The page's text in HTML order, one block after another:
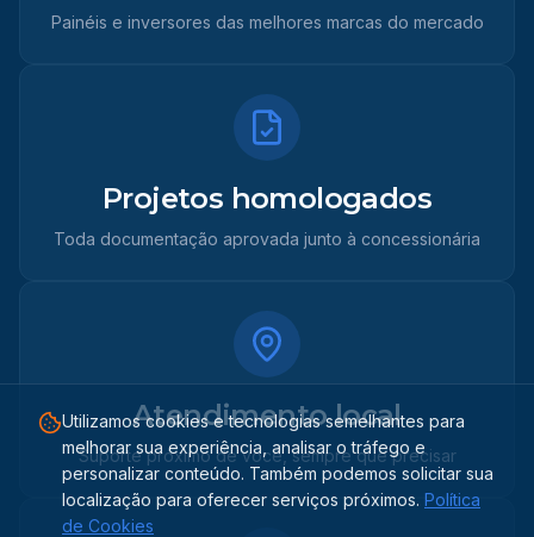
Utilizamos cookies e tecnologias semelhantes para
melhorar sua experiência, analisar o tráfego e
personalizar conteúdo. Também podemos solicitar sua
localização para oferecer serviços próximos. Política
de Cookies
Painéis e inversores das melhores marcas do mercado
Projetos homologados
Toda documentação aprovada junto à concessionária
Atendimento local
Suporte próximo de você, sempre que precisar